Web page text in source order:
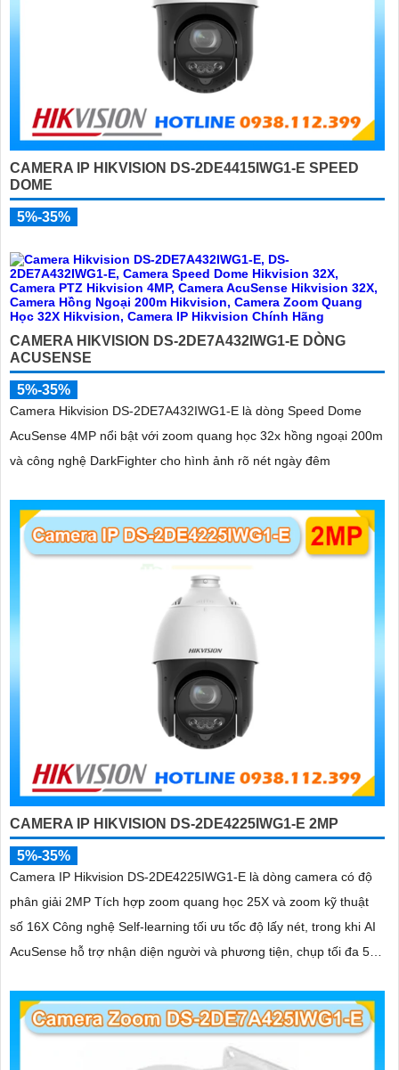
CAMERA IP HIKVISION DS-2DE4415IWG1-E SPEED
DOME
5%-35%
CAMERA HIKVISION DS-2DE7A432IWG1-E DÒNG
ACUSENSE
5%-35%
Camera Hikvision DS-2DE7A432IWG1-E là dòng Speed Dome
AcuSense 4MP nổi bật với zoom quang học 32x hồng ngoại 200m
và công nghệ DarkFighter cho hình ảnh rõ nét ngày đêm
CAMERA IP HIKVISION DS-2DE4225IWG1-E 2MP
5%-35%
Camera IP Hikvision DS-2DE4225IWG1-E là dòng camera có độ
phân giải 2MP Tích hợp zoom quang học 25X và zoom kỹ thuật
số 16X Công nghệ Self-learning tối ưu tốc độ lấy nét, trong khi AI
AcuSense hỗ trợ nhận diện người và phương tiện, chụp tối đa 5